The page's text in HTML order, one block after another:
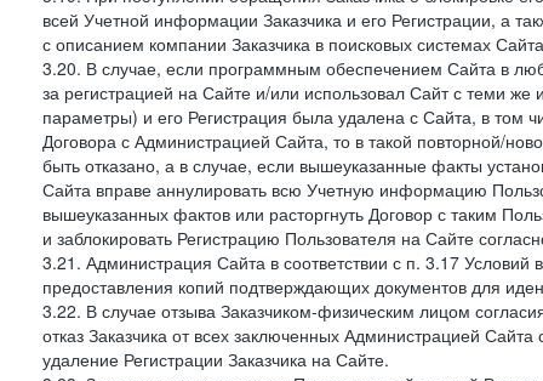
всей Учетной информации Заказчика и его Регистрации, а
с описанием компании Заказчика в поисковых системах
3.20. В случае, если программным обеспечением Сайта в
за регистрацией на Сайте и/или использовал Сайт с теми
параметры) и его Регистрация была удалена с Сайта, в том
Договора с Администрацией Сайта, то в такой повторной/
быть отказано, а в случае, если вышеуказанные факты
Сайта вправе аннулировать всю Учетную информацию
вышеуказанных фактов или расторгнуть Договор с таким
и заблокировать Регистрацию Пользователя на Сайте
3.21. Администрация Сайта в соответствии с п. 3.17 Условий
предоставления копий подтверждающих документов для
3.22. В случае отзыва Заказчиком-физическим лицом
отказ Заказчика от всех заключенных Администрацией
удаление Регистрации Заказчика на Сайте.